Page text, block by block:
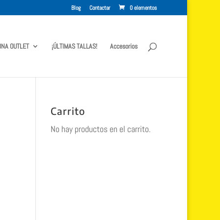
Blog Contactar 0 elementos
OUTLET ¡ÚLTIMAS TALLAS! Accesorios
Carrito
No hay productos en el carrito.